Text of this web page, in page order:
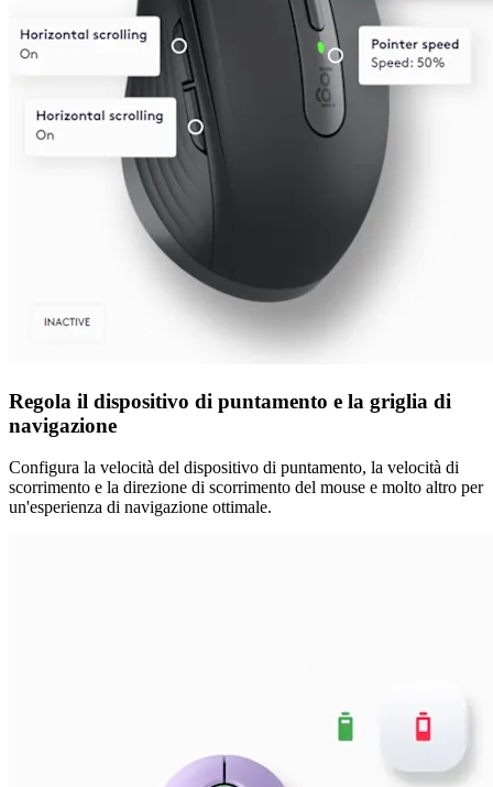
Regola il dispositivo di puntamento e la griglia di
navigazione
Configura la velocità del dispositivo di puntamento, la velocità di
scorrimento e la direzione di scorrimento del mouse e molto altro per
un'esperienza di navigazione ottimale.